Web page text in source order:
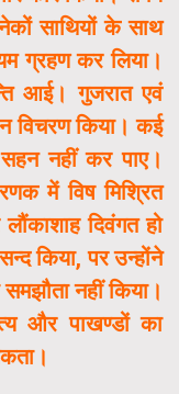
साथियों के साथ
ग्रहण कर लिया।
आई। गुजरात एवं
विचरण किया। कई
नहीं कर पाए।
में विष मिश्रित
दिवंगत हो
किया, पर उन्होंने
नहीं किया।
और पाखण्डों का